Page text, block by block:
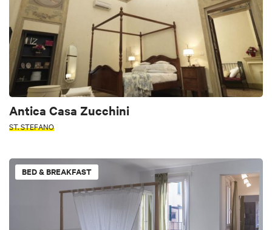
Antica Casa Zucchini
ST. STEFANO
BED & BREAKFAST